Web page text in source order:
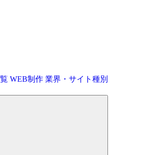
WEB制作 業界・サイト種別